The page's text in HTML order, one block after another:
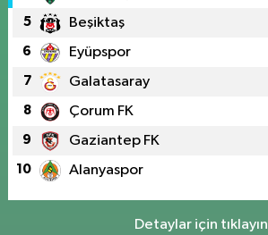
5 Beşiktaş
6 Eyüpspor
7 Galatasaray
8 Çorum FK
9 Gaziantep FK
10 Alanyaspor
Detaylar için tıklayın